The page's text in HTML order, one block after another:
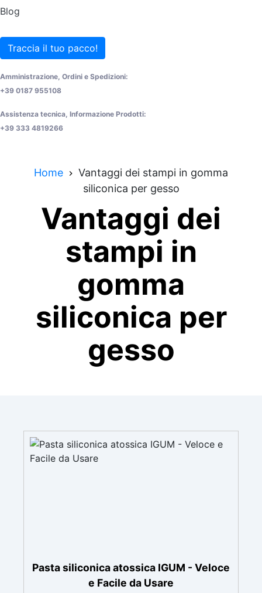
Blog
Traccia il tuo pacco!
Amministrazione, Ordini e Spedizioni:
+39 0187 955108
Assistenza tecnica, Informazione Prodotti:
+39 333 4819266
Home
Vantaggi dei stampi in gomma
siliconica per gesso
Vantaggi dei
stampi in
gomma
siliconica per
gesso
Pasta siliconica atossica IGUM - Veloce
e Facile da Usare